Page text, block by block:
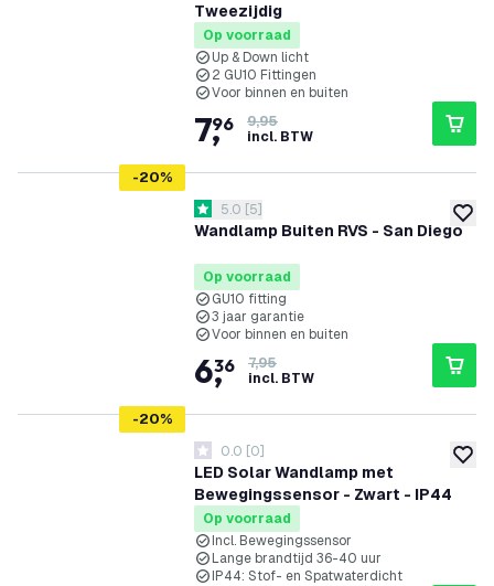
Tweezijdig
Op voorraad
Up & Down licht
2 GU10 Fittingen
Voor binnen en buiten
7,
96
9,95
incl. BTW
-20%
Wandlamp Buiten RVS - San Diego
reviews drawer openen
5 score sterren
5.0 [5]
Op voorraad
GU10 fitting
3 jaar garantie
Voor binnen en buiten
6,
36
7,95
incl. BTW
-20%
LED Solar Wandlamp met
Bewegingssensor - Zwart - IP44
0 score sterren
0.0 [0]
Op voorraad
Incl. Bewegingssensor
Lange brandtijd 36-40 uur
IP44: Stof- en Spatwaterdicht